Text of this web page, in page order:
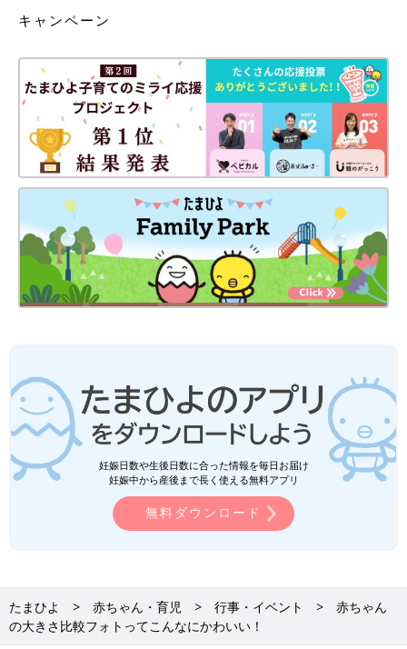
キャンペーン
妊娠日数や生後日数に合った情報を毎日お届け
妊娠中から産後まで長く使える無料アプリ
無料ダウンロード
たまひよ 赤ちゃん・育児 行事・イベント
赤ちゃん
の大きさ比較フォトってこんなにかわいい！